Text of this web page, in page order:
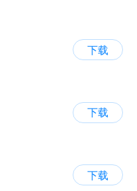
下载
下载
下载